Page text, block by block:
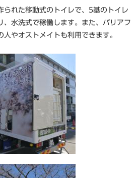
られた移動式のトイレで、5基のトイレ
、水洗式で稼働します。また、バリアフ
人やオストメイトも利用できます。